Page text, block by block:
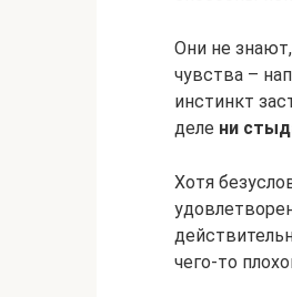
Они не
чувства –
инстинкт
деле ни
Хотя
чего-то